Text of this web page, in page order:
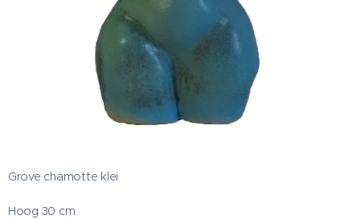
Grove chamotte klei
Hoog 30 cm